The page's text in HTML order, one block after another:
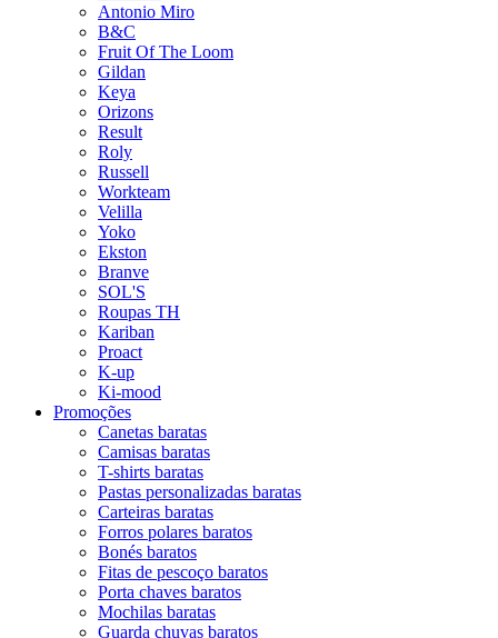
Antonio Miro
B&C
Fruit Of The Loom
Gildan
Keya
Orizons
Result
Roly
Russell
Workteam
Velilla
Yoko
Ekston
Branve
SOL'S
Roupas TH
Kariban
Proact
K-up
Ki-mood
Promoções
Canetas baratas
Camisas baratas
T-shirts baratas
Pastas personalizadas baratas
Carteiras baratas
Forros polares baratos
Bonés baratos
Fitas de pescoço baratos
Porta chaves baratos
Mochilas baratas
Guarda chuvas baratos